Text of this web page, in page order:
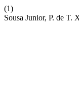
(1)
Sousa Junior, P. de